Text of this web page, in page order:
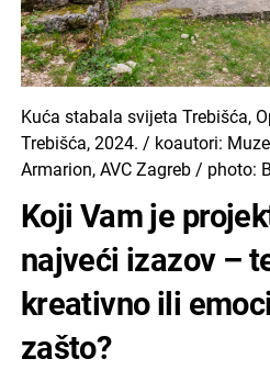
Kuća stabala svijeta Trebišća,
Trebišća, 2024. / koautori:
Armarion, AVC Zagreb / photo:
Koji Vam je
najveći izazov –
kreativno ili
zašto?